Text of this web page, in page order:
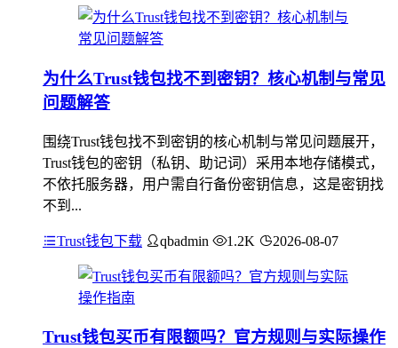
为什么Trust钱包找不到密钥？核心机制与常见
问题解答
围绕Trust钱包找不到密钥的核心机制与常见问题展开，
Trust钱包的密钥（私钥、助记词）采用本地存储模式，
不依托服务器，用户需自行备份密钥信息，这是密钥找
不到...
Trust钱包下载 qbadmin 1.2K 2026-08-07
Trust钱包买币有限额吗？官方规则与实际操作